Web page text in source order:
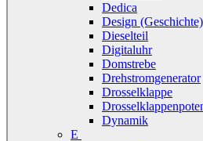
Dedica
Design (Geschichte)
Dieselteil
Digitaluhr
Domstrebe
Drehstromgenerator
Drosselklappe
Dynamik
E